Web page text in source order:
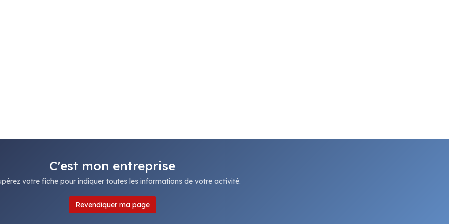
C'est mon entreprise
votre fiche pour indiquer toutes les informations de votre activité.
Revendiquer ma page